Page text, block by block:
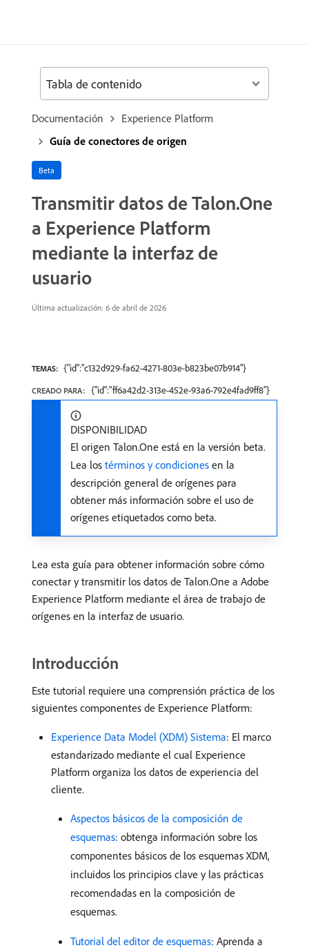
Documentación
Experience Platform
Guía de conectores de origen
Beta
Transmitir datos de Talon.One
a Experience Platform
mediante la interfaz de
usuario
Última actualización: 6 de abril de 2026
TEMAS: {"id":"c132d929-fa62-4271-803e-b823be07b914"}
CREADO PARA: {"id":"ff6a42d2-313e-452e-93a6-792e4fad9ff8"}
DISPONIBILIDAD
El origen Talon.One está en la versión beta.
Lea los términos y condiciones en la
descripción general de orígenes para
obtener más información sobre el uso de
orígenes etiquetados como beta.
Lea esta guía para obtener información sobre cómo
conectar y transmitir los datos de Talon.One a Adobe
Experience Platform mediante el área de trabajo de
orígenes en la interfaz de usuario.
Introducción
Este tutorial requiere una comprensión práctica de los
siguientes componentes de Experience Platform:
Experience Data Model (XDM) Sistema: El marco
estandarizado mediante el cual Experience
Platform organiza los datos de experiencia del
cliente.
Aspectos básicos de la composición de
esquemas: obtenga información sobre los
componentes básicos de los esquemas XDM,
incluidos los principios clave y las prácticas
recomendadas en la composición de
esquemas.
Tutorial del editor de esquemas: Aprenda a
Tabla de contenido